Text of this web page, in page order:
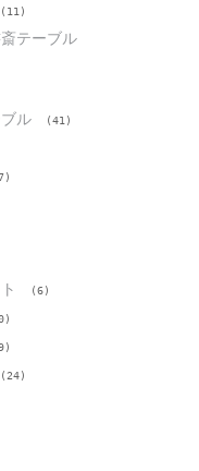
(11)
テーブル
ル (41)
(6)
(24)